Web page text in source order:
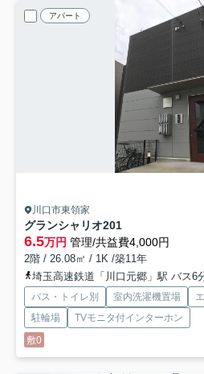
アパート
川口市東領家
グランシャリオ201
6.5万円 管理/共益費4,000円
2階 / 26.08㎡ / 1K /築11年
埼玉高速鉄道「川口元郷」駅 バス6
バス・トイレ別 室内洗濯機置場
駐輪場
TVモニタ付インターホン
敷0